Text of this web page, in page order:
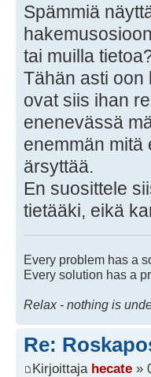
Spämmiä
tai muilla
Tähän asti oon
ovat siis ihan
enenevässä
enemmän mitä
ärsyttää.
En suosittele
tietääki, eikä
Every problem has a
Every solution has a
Relax - nothing is
Re:
Kirjoittaja hecate »